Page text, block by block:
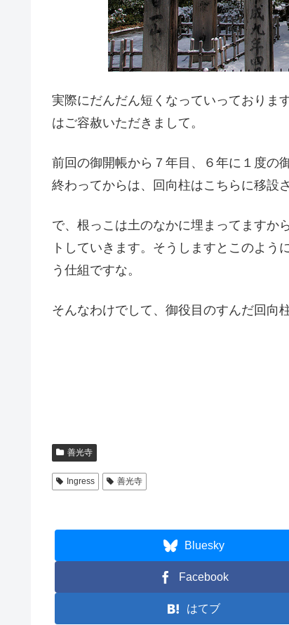
実際にだんだん短くなっていっておりま
はご容赦いただきまして。
前回の御開帳から７年目、６年に１度の
終わってからは、回向柱はこちらに移設
で、根っこは土のなかに埋まってますか
トしていきます。そうしますとこのよ
う仕組ですな。
そんなわけでして、御役目のすんだ回向
善光寺
Ingress 善光寺
Bluesky
Facebook
はてブ